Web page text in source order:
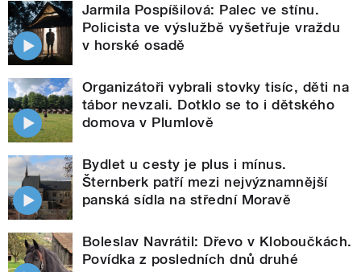
Jarmila Pospíšilová: Palec ve stínu.
Policista ve výslužbě vyšetřuje vraždu
v horské osadě
Organizátoři vybrali stovky tisíc, děti na
tábor nevzali. Dotklo se to i dětského
domova v Plumlově
Bydlet u cesty je plus i mínus.
Šternberk patří mezi nejvýznamnější
panská sídla na střední Moravě
Boleslav Navrátil: Dřevo v Kloboučkách.
Povídka z posledních dnů druhé